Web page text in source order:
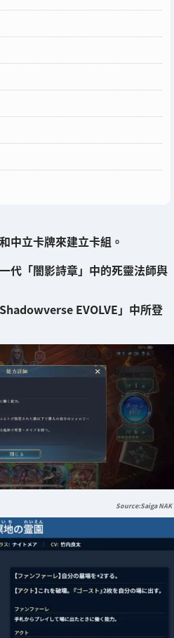
中立卡牌來建立卡組。
代「闇影詩章」中的死靈法師與
EVOLVE」中所登
Saiga NAK